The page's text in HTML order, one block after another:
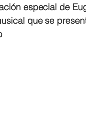
especial de
que se